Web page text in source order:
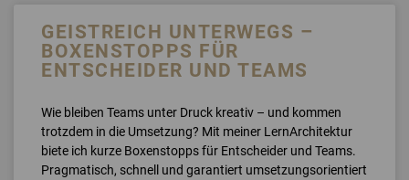
GEISTREICH UNTERWEGS –
BOXENSTOPPS FÜR
ENTSCHEIDER UND TEAMS
Wie bleiben Teams unter Druck kreativ – und kommen
trotzdem in die Umsetzung? Mit meiner LernArchitektur
biete ich kurze Boxenstopps für Entscheider und Teams.
Pragmatisch, schnell und garantiert umsetzungsorientiert